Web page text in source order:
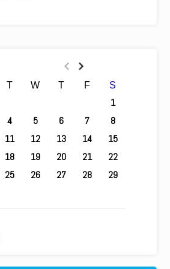
T W T F S
1
4 5 6 7
8
11 12 13 14
15
18 19 20 21
22
25 26 27 28
29